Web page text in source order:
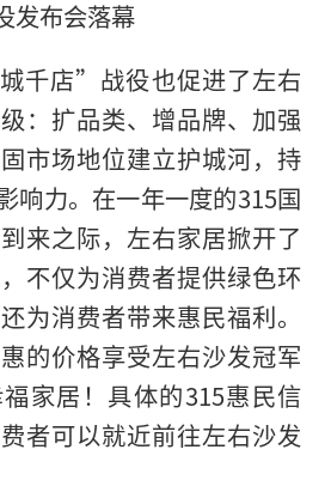
发布会落幕
千店”战役也促进了左右
：扩品类、增品牌、加强
市场地位建立护城河，持
响力。在一年一度的315国
来之际，左右家居掀开了
不仅为消费者提供绿色环
为消费者带来惠民福利。
的价格享受左右沙发冠军
家居！具体的315惠民信
者可以就近前往左右沙发